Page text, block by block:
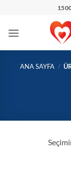
ANA SAYFA /